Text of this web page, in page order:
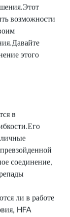
возможности
этого
в
соединение,
ли в работе
HFA